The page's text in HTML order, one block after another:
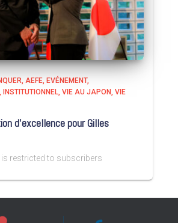
AEFE EVÉNEMENT
INSTITUTIONNEL VIE AU JAPON VIE
d’excellence pour Gilles
restricted to subscribers